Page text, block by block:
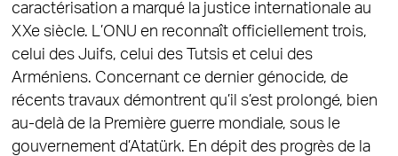
caractérisation a marqué la justice internationale au
XXe siècle. L’ONU en reconnaît officiellement trois,
celui des Juifs, celui des Tutsis et celui des
Arméniens. Concernant ce dernier génocide, de
récents travaux démontrent qu’il s’est prolongé, bien
au-delà de la Première guerre mondiale, sous le
gouvernement d’Atatürk. En dépit des progrès de la